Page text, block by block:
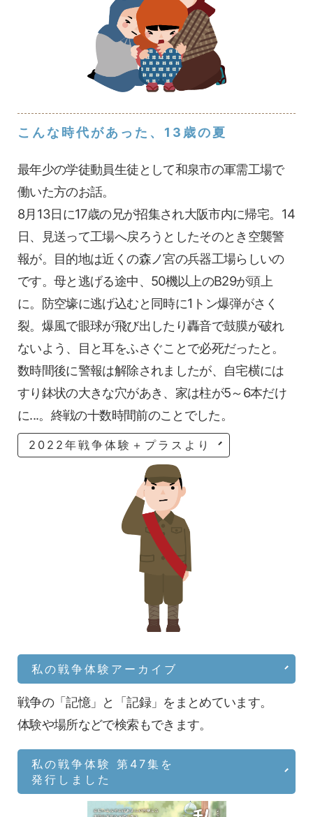
こんな時代があった、13歳の夏
最年少の学徒動員生徒として和泉市の軍需工場で
働いた方のお話。
8月13日に17歳の兄が招集され大阪市内に帰宅。14
日、見送って工場へ戻ろうとしたそのとき空襲警
報が。目的地は近くの森ノ宮の兵器工場らしいの
です。母と逃げる途中、50機以上のB29が頭上
に。防空壕に逃げ込むと同時に1トン爆弾がさく
裂。爆風で眼球が飛び出したり轟音で鼓膜が破れ
ないよう、目と耳をふさぐことで必死だったと。
数時間後に警報は解除されましたが、自宅横には
すり鉢状の大きな穴があき、家は柱が5～6本だけ
に...。終戦の十数時間前のことでした。
2022年戦争体験＋プラスより
私の戦争体験アーカイブ
戦争の「記憶」と「記録」をまとめています。
体験や場所などで検索もできます。
私の戦争体験 第47集を
発行しました